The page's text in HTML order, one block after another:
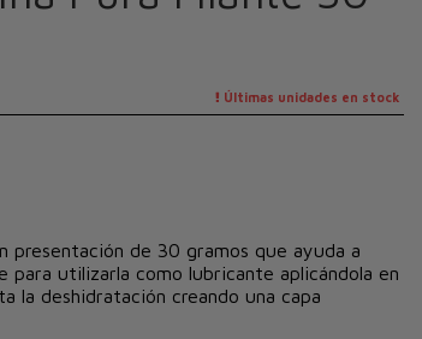
Últimas unidades en stock
presentación de 30 gramos que ayuda a
para utilizarla como lubricante aplicándola en
la deshidratación creando una capa